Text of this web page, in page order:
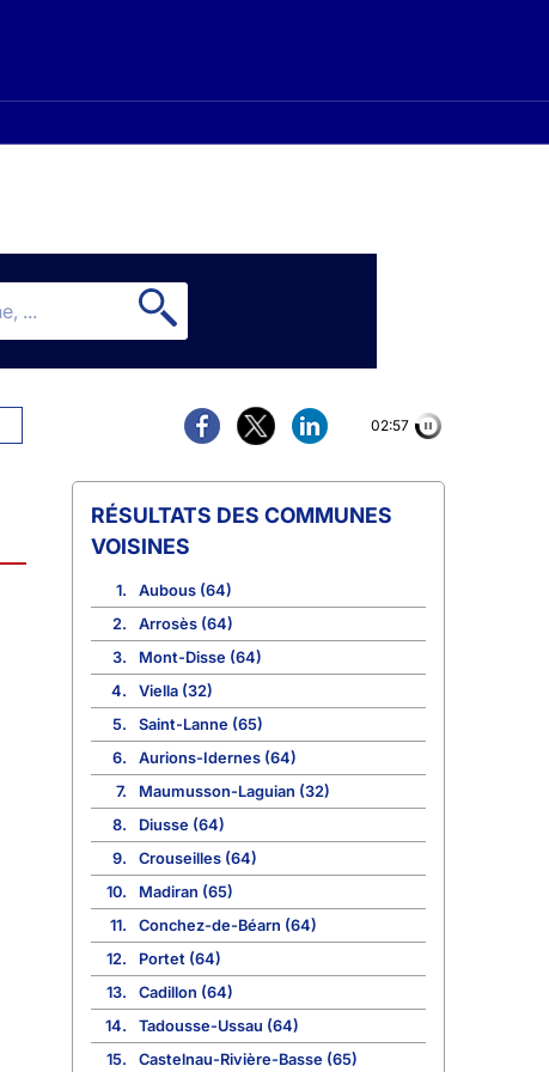
02:56
COMMUNES
VOISINES
1.
Aubous (64)
2.
Arrosès (64)
3.
Mont-Disse (64)
4.
Viella (32)
5.
Saint-Lanne (65)
6.
Aurions-Idernes (64)
7.
Maumusson-Laguian (32)
8.
Diusse (64)
9.
Crouseilles (64)
10.
Madiran (65)
11.
Conchez-de-Béarn (64)
12.
Portet (64)
13.
Cadillon (64)
14.
Tadousse-Ussau (64)
15.
Castelnau-Rivière-Basse (65)